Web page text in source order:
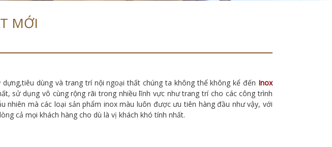
MỚI
dùng và trang trí nội ngoại thất chúng ta không thể không kể đến Inox
sử dụng vô cùng rộng rãi trong nhiều lĩnh vực như trang trí cho các công trình
mà các loại sản phẩm inox màu luôn được ưu tiên hàng đầu như vậy, với
cả mọi khách hàng cho dù là vị khách khó tính nhất.